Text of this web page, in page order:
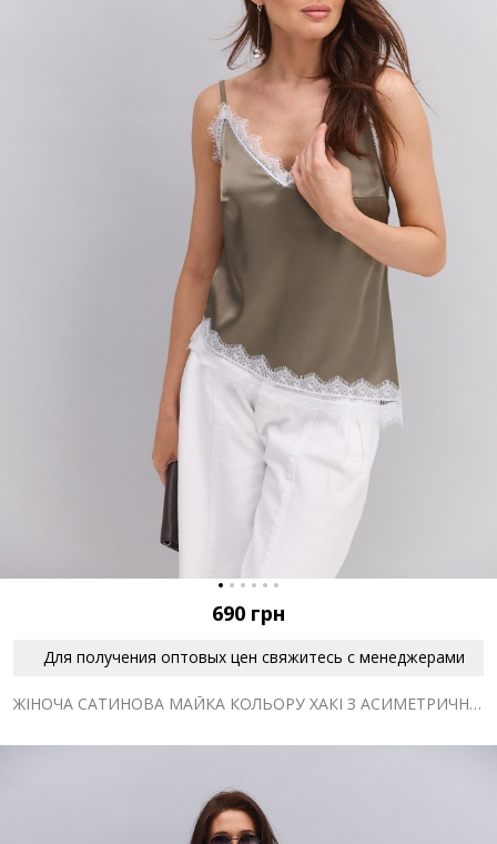
690 грн
Для получения оптовых цен свяжитесь с менеджерами
ЖІНОЧА САТИНОВА МАЙКА КОЛЬОРУ ХАКІ З АСИМЕТРИЧНИМ НИЗОМ І МЕРЕЖИВОМ